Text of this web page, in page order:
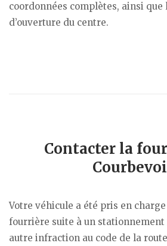
coordonnées complètes, ainsi que
d’ouverture du centre.
Contacter la
Votre véhicule a été pris en
fourrière suite à un
autre infraction au code de la